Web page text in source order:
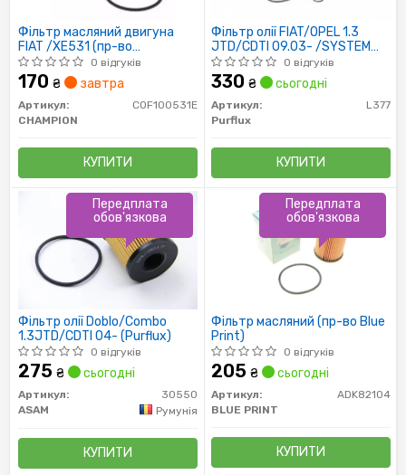
Фільтр масляний двигуна
FIAT /XE531 (пр-во
CHAMPION)
0 відгуків
170 ₴ завтра
Артикул:
COF100531E
CHAMPION
КУПИТИ
Фільтр олії FIAT/OPEL 1.3
JTD/CDTI 09.03- /SYSTEM
UFI/
0 відгуків
330 ₴ сьогодні
Артикул:
L377
Purflux
КУПИТИ
Фільтр олії Doblo/Combo
1.3JTD/CDTI 04- (Purflux)
0 відгуків
275 ₴ сьогодні
Артикул:
30550
ASAM
Румунія
КУПИТИ
Передплата
обов'язкова
Фільтр масляний (пр-во Blue
Print)
0 відгуків
205 ₴ сьогодні
Артикул:
ADK82104
BLUE PRINT
КУПИТИ
Передплата
обов'язкова